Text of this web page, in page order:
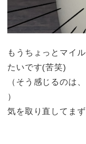
もうちょっとマイ
たいです(苦笑)
（そう感じるのは
）
気を取り直してま